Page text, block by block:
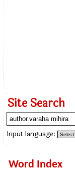
Site Search
Input language:
Word Index